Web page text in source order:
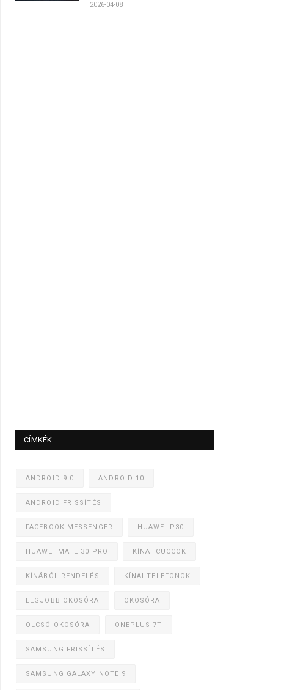
2026-04-08
CÍMKÉK
ANDROID 9.0 ANDROID 10
ANDROID FRISSÍTÉS
FACEBOOK MESSENGER HUAWEI P30
HUAWEI MATE 30 PRO KÍNAI CUCCOK
KÍNÁBÓL RENDELÉS KÍNAI TELEFONOK
LEGJOBB OKOSÓRA OKOSÓRA
OLCSÓ OKOSÓRA ONEPLUS 7T
SAMSUNG FRISSÍTÉS
SAMSUNG GALAXY NOTE 9